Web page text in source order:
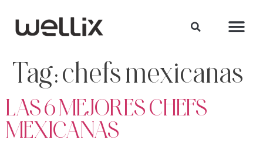
Tag:chefs mexicanas
LAS 6 MEJORES CHEFS
MEXICANAS